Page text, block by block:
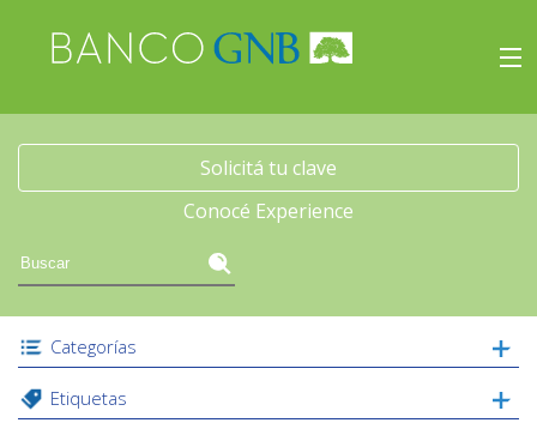
Beneficios
Experience
Acceso
Solicitá tu clave
Conocé Experience
Categorías
Etiquetas